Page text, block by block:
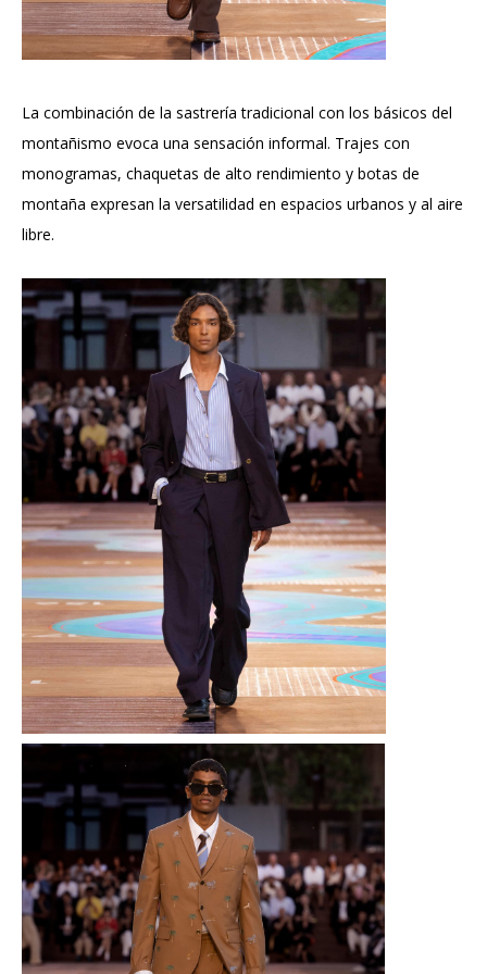
La combinación de la sastrería tradicional con los básicos del
montañismo evoca una sensación informal. Trajes con
monogramas, chaquetas de alto rendimiento y botas de
montaña expresan la versatilidad en espacios urbanos y al aire
libre.